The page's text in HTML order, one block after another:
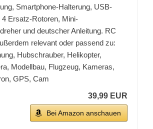
Smartphone-Halterung, USB-
4 Ersatz-Rotoren, Mini-
und deutscher Anleitung. RC
relevant oder passend zu:
Hubschrauber, Helikopter,
Modellbau, Flugzeug, Kameras,
GPS, Cam
39,99 EUR
Bei Amazon anschauen